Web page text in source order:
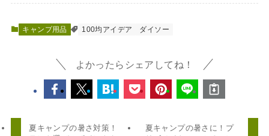
キャンプ用品 100均アイデア ダイソー
よかったらシェアしてね！
夏キャンプの暑さ対策！
夏キャンプの暑さに！プ